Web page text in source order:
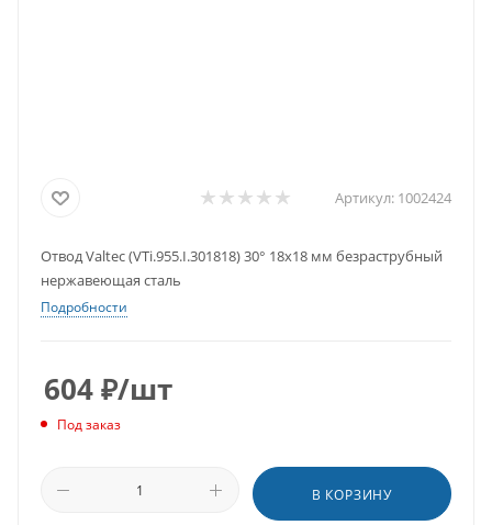
Артикул: 1002424
Отвод Valtec (VTi.955.I.301818) 30° 18х18 мм безраструбный
нержавеющая сталь
Подробности
604₽/шт
Под заказ
В КОРЗИНУ